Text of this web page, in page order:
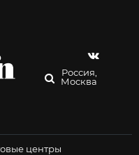
Россия,
Москва
центры